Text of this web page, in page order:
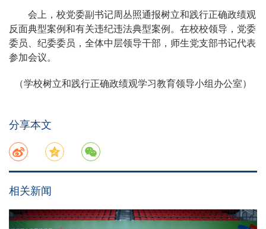
会上，校党委副书记周丛照通报树立和践行正确政绩观
反面典型案例和有关违纪违法典型案例。在校校领导，党委
委员、纪委委员，全体中层领导干部，师生党支部书记代表
参加会议。
（学校树立和践行正确政绩观学习教育领导小组办公室）
分享本文
相关新闻